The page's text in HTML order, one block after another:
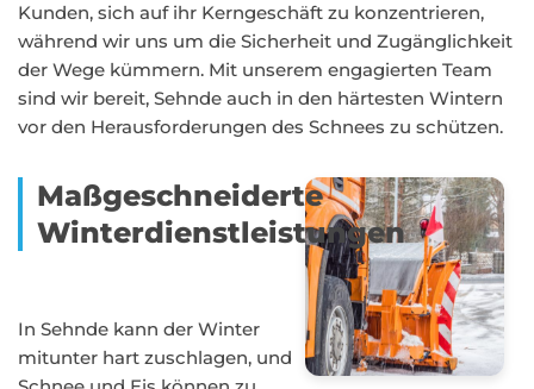
Kunden, sich auf ihr Kerngeschäft zu konzentrieren,
während wir uns um die Sicherheit und Zugänglichkeit
der Wege kümmern. Mit unserem engagierten Team
sind wir bereit, Sehnde auch in den härtesten Wintern
vor den Herausforderungen des Schnees zu schützen.
Maßgeschneiderte
Winterdienstleistungen
In Sehnde kann der Winter
mitunter hart zuschlagen, und